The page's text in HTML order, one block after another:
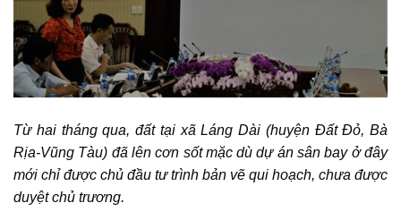
Từ hai tháng qua, đất tại xã Láng Dài (huyện Đất Đỏ, Bà
Rịa-Vũng Tàu) đã lên cơn sốt mặc dù dự án sân bay ở đây
mới chỉ được chủ đầu tư trình bản vẽ qui hoạch, chưa được
duyệt chủ trương.